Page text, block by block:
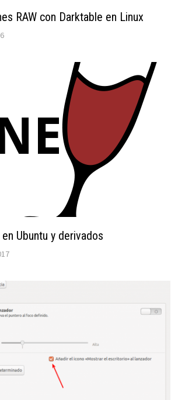
RAW con Darktable en Linux
Ubuntu y derivados